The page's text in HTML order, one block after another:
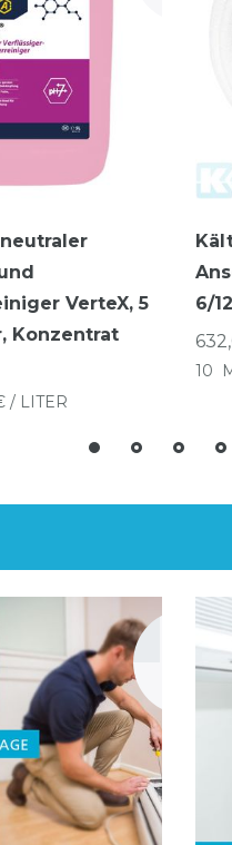
VerteX, 5
Konzentrat
/ LITER
6/
10